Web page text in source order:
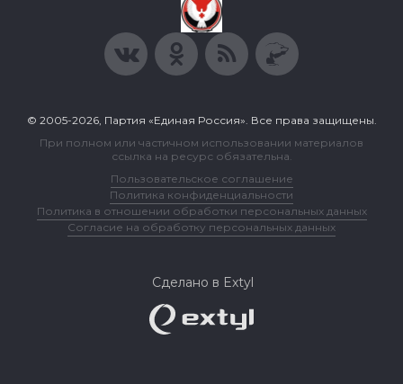
© 2005-2026, Партия «Единая Россия». Все права защищены.
При полном или частичном использовании материалов
ссылка на ресурс обязательна.
Пользовательское соглашение
Политика конфиденциальности
Политика в отношении обработки персональных данных
Согласие на обработку персональных данных
Сделано в Extyl